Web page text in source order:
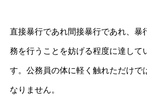
直接暴行であれ間接暴行であれ、暴
務を行うことを妨げる程度に達して
す。公務員の体に軽く触れただけで
なりません。